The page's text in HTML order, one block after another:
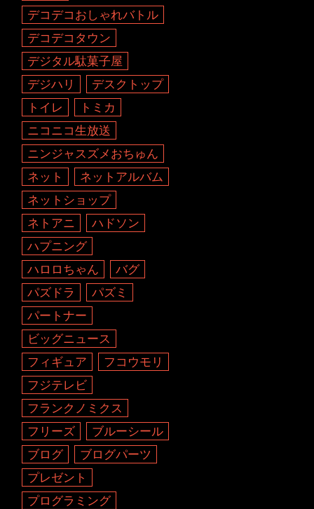
デコデコおしゃれバトル
デコデコタウン
デジタル駄菓子屋
デジハリ
デスクトップ
トイレ
トミカ
ニコニコ生放送
ニンジャスズメおちゅん
ネット
ネットアルバム
ネットショップ
ネトアニ
ハドソン
ハプニング
ハロロちゃん
バグ
パズドラ
パズミ
パートナー
ビッグニュース
フィギュア
フコウモリ
フジテレビ
フランクノミクス
フリーズ
ブルーシール
ブログ
ブログパーツ
プレゼント
プログラミング